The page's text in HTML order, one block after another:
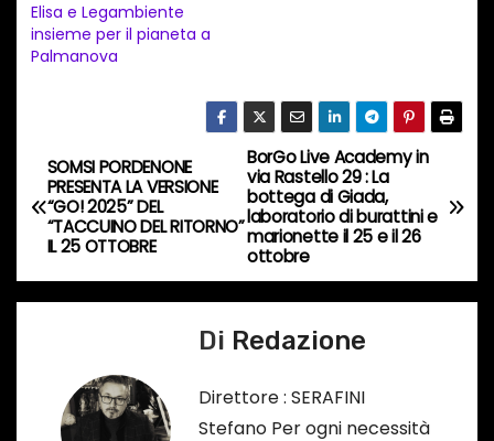
t
o
o
r
s
…
Elisa e Legambiente
insieme per il pianeta a
Palmanova
N
a
v
i
BorGo Live Academy in
via Rastello 29 : La
bottega di Giada,
laboratorio di burattini e
marionette il 25 e il 26
ottobre
SOMSI PORDENONE
PRESENTA LA VERSIONE
“GO! 2025” DEL
“TACCUINO DEL RITORNO”
IL 25 OTTOBRE
Di Redazione
Direttore : SERAFINI
Stefano Per ogni necessità